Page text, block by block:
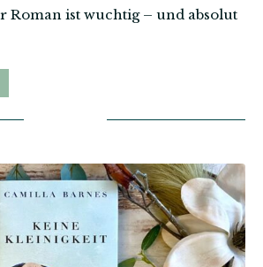
Roman ist wuchtig – und absolut